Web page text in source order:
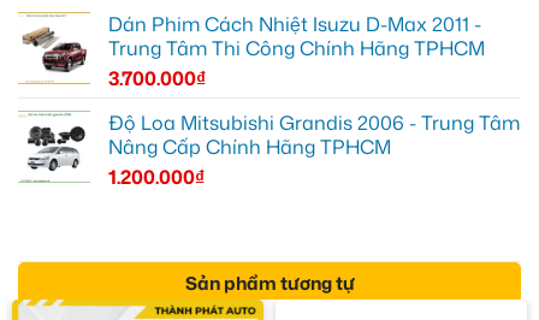
Dán Phim Cách Nhiệt Isuzu D-Max 2011 -
Trung Tâm Thi Công Chính Hãng TPHCM
3.700.000₫
Độ Loa Mitsubishi Grandis 2006 - Trung Tâm
Nâng Cấp Chính Hãng TPHCM
1.200.000₫
Sản phẩm tương tự